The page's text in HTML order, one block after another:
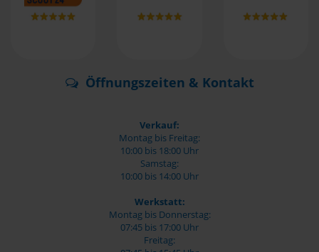
Öffnungszeiten & Kontakt
Verkauf:
Montag bis Freitag:
10:00 bis 18:00 Uhr
Samstag:
10:00 bis 14:00 Uhr
Werkstatt:
Montag bis Donnerstag:
07:45 bis 17:00 Uhr
Freitag: